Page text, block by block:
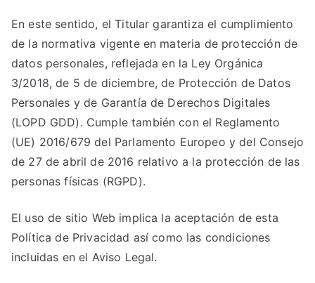
En este sentido, el Titular garantiza el cumplimiento
de la normativa vigente en materia de protección de
datos personales, reflejada en la Ley Orgánica
3/2018, de 5 de diciembre, de Protección de Datos
Personales y de Garantía de Derechos Digitales
(LOPD GDD). Cumple también con el Reglamento
(UE) 2016/679 del Parlamento Europeo y del Consejo
de 27 de abril de 2016 relativo a la protección de las
personas físicas (RGPD).
El uso de sitio Web implica la aceptación de esta
Política de Privacidad así como las condiciones
incluidas en el Aviso Legal.